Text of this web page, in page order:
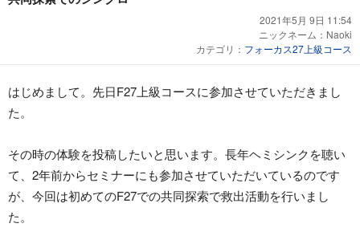
2021年5月 9日 11:54
ニックネーム： Naoki
カテゴリ： フォーカス27上級コース
はじめまして。先日F27上級コースに参加させていただきまし
た。
その時の体験を投稿したいと思います。長年ヘミシンクを聴い
て、2年前からセミナーにも参加させていただいているのです
が、今回は初めてのF27での共同探索で救出活動を行いまし
た。